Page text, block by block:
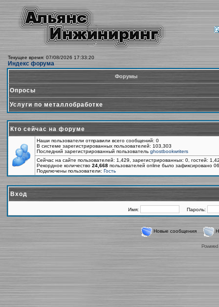
Текущее время: 07/08/2026 17:33:20
Индекс форума
Форумы
Опросы
Услуги по металлобработке
Кто сейчас на форуме
Наши пользователи отправили всего сообщений: 0
В системе зарегистрированных пользователей: 103,303
Последний зарегистрированный пользователь ghostbookwriters
Сейчас на сайте пользователей: 1,429, зарегистрированных: 0, гостей:
Рекордное количество 24,668 пользователей online было зафиксировано
Подключены пользователи: Гость
Вход
Имя: Пароль:
Новые сообщения